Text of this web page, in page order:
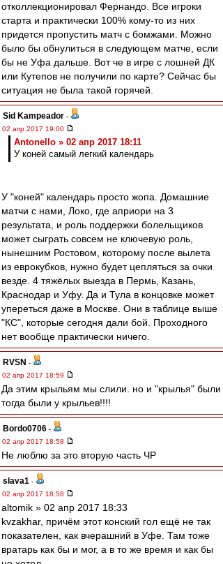
отколлекционировал Фернандо. Все игроки
старта и практически 100% кому-то из них
придется пропустить матч с бомжами. Можно
было бы обнулиться в следующем матче, если
бы не Уфа дальше. Вот че в игре с лошней ДК
или Кутепов не получили по карте? Сейчас бы
ситуация не была такой горячей.
Sid Kampeador -
02 апр 2017 19:00
Antonello » 02 апр 2017 18:11
У коней самый легкий календарь
У "коней" календарь просто жопа. Домашние
матчи с нами, Локо, где априори на 3
результата, и роль поддержки болельщиков
может сыграть совсем не ключевую роль,
нынешним Ростовом, которому после вылета
из еврокубков, нужно будет цепляться за очки
везде. 4 тяжёлых выезда в Пермь, Казань,
Краснодар и Уфу. Да и Тула в концовке может
упереться даже в Москве. Они в таблице выше
"КС", которые сегодня дали бой. Проходного
нет вообще практически ничего.
RVSN -
02 апр 2017 18:59
Да этим крыльям мы слили. но и "крылья" были
тогда были у крыльев!!!!
Bordo0706 -
02 апр 2017 18:58
Не люблю за это вторую часть ЧР
slava1 -
02 апр 2017 18:58
altomik » 02 апр 2017 18:33
kvzakhar, причём этот конский гол ещё не так
показателен, как вчерашний в Уфе. Там тоже
вратарь как бы и мог, а в то же время и как бы